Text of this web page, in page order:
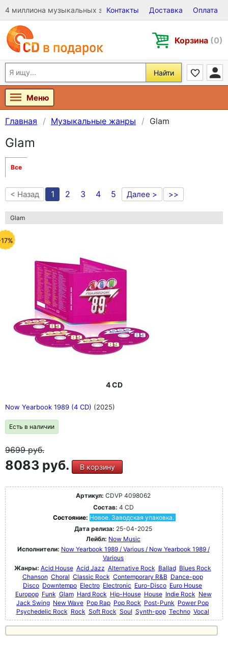
4 миллиона музыкальных записей на Виниле, CD и DVD
Контакты Доставка Оплата
Корзина (0)
Найти
Меню
Главная Музыкальные жанры Glam
Glam
Все
< Назад 1 2 3 4 5 Далее > >>
Glam
4 CD
Now Yearbook 1989 (4 CD) (2025)
Есть в наличии
9699руб.
8083 руб. В корзину
Артикул: CDVP 4098062
Состав: 4 CD
Состояние: Новое. Заводская упаковка.
Дата релиза: 25-04-2025
Лейбл: Now Music
Исполнители: Now Yearbook 1989 / Various / Now Yearbook 1989 /
Various
Жанры: Acid House Acid Jazz Alternative Rock Ballad Blues Rock
Chanson Choral Classic Rock Contemporary R&B Dance-pop
Disco Downtempo Electro Electronic Euro-Disco Euro House
Europop Funk Glam Hard Rock Hip-House House Indie Rock New
Jack Swing New Wave Pop Rap Pop Rock Post-Punk Power Pop
Psychedelic Rock Rock Soft Rock Soul Synth-pop Techno Vocal